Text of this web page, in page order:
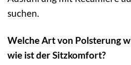
suchen.
Welche Art von Polsterung
wie ist der Sitzkomfort?